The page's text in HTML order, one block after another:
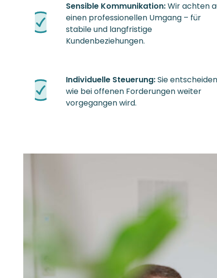
Sensible Kommunikation:Wir achten
einen professionellen Umgang – für
stabile und langfristige
Kundenbeziehungen.
Individuelle Steuerung:Sie
wie bei offenen Forderungen weiter
vorgegangen wird.